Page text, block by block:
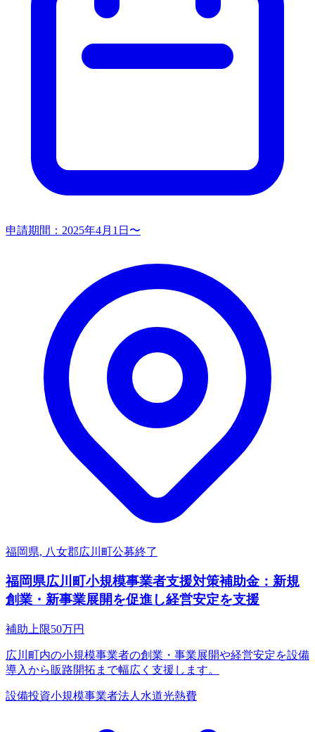
申請期間： 2025年4月1日〜
福岡県, 八女郡広川町公募終了
福岡県広川町小規模事業者支援対策補助金：新規
創業・新事業展開を促進し経営安定を支援
補助上限50万円
広川町内の小規模事業者の創業・事業展開や経営安定を設備
導入から販路開拓まで幅広く支援します。
設備投資小規模事業者法人 水道光熱費